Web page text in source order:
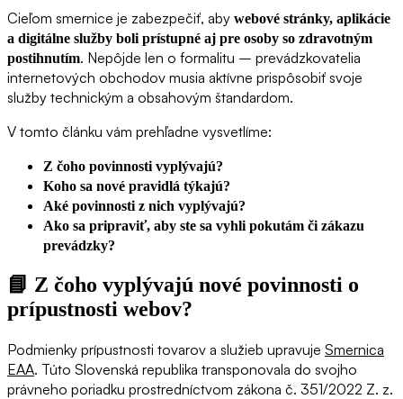
Cieľom smernice je zabezpečiť, aby webové stránky, aplikácie
a digitálne služby boli prístupné aj pre osoby so zdravotným
postihnutím. Nepôjde len o formalitu – prevádzkovatelia
internetových obchodov musia aktívne prispôsobiť svoje
služby technickým a obsahovým štandardom.
V tomto článku vám prehľadne vysvetlíme:
Z čoho povinnosti vyplývajú?
Koho sa nové pravidlá týkajú?
Aké povinnosti z nich vyplývajú?
Ako sa pripraviť, aby ste sa vyhli pokutám či zákazu
prevádzky?
📘 Z čoho vyplývajú nové povinnosti o
prípustnosti webov?
Podmienky prípustnosti tovarov a služieb upravuje Smernica
EAA. Túto Slovenská republika transponovala do svojho
právneho poriadku prostredníctvom zákona č. 351/2022 Z. z.